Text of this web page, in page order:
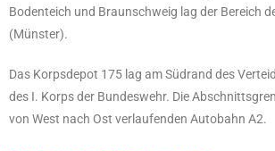
Bodenteich und Braunschweig lag der Bereich
(Münster).
Das Korpsdepot 175 lag am Südrand des
des I. Korps der Bundeswehr. Die
von West nach Ost verlaufenden Autobahn A2.